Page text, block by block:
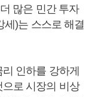
많은 민간 투자
세)는 스스로 해결
인하를 강하게
로 시장의 비상